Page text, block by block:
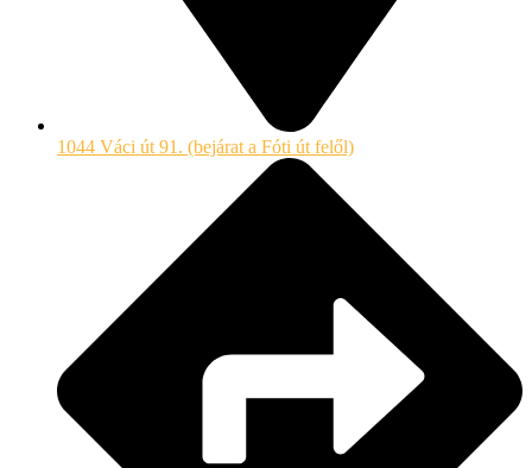
1044 Váci út 91. (bejárat a Fóti út felől)